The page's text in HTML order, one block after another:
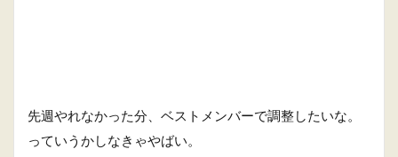
先週やれなかった分、ベストメンバーで調整したいな。
っていうかしなきゃやばい。